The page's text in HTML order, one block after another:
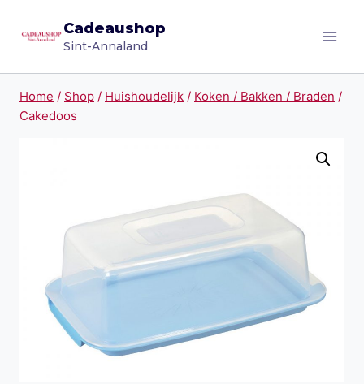
naar
Cadeaushop
Sint-Annaland
Home / Shop / Huishoudelijk / Koken / Bakken / Braden /
Cakedoos